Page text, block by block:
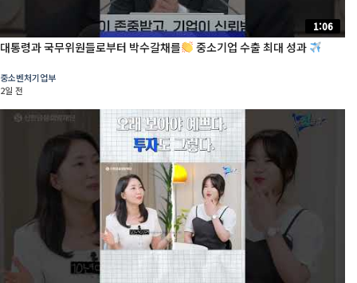
1:06
대통령과 국무위원들로부터 박수갈채를 중소기업 수출 최대 성과
중소벤처기업부
2일 전